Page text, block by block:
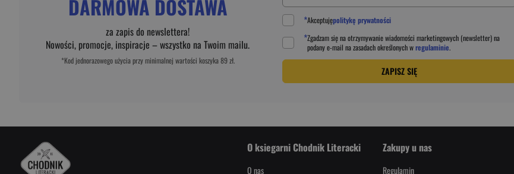
DARMOWA DOSTAWA
za zapis do newslettera!
Nowości, promocje, inspiracje – wszystko na Twoim mailu.
*Kod jednorazowego użycia przy minimalnej wartości koszyka 89 zł.
*Akceptujępolitykę prywatności
*Zgadzam się na otrzymywanie wiadomości marketingowych (newsletter) na
podanye-mail na zasadach określonych wregulaminie.
ZAPISZ SIĘ
O ksiegarni Chodnik Literacki
O nas
Zakupy u nas
Regulamin